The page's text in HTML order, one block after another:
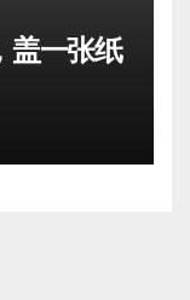
盖一张纸